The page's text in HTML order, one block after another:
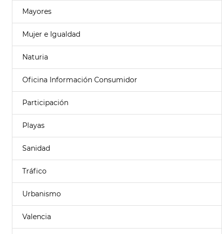
Mayores
Mujer e Igualdad
Naturia
Oficina Información Consumidor
Participación
Playas
Sanidad
Tráfico
Urbanismo
Valencia